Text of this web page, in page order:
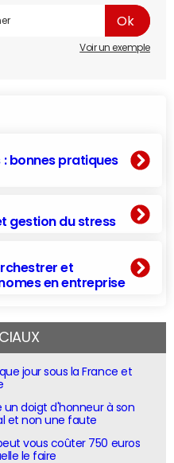
Voir un exemple
: bonnes pratiques
gestion du stress
et
en entreprise
jour sous la France et
un doigt d'honneur à son
et non une faute
vous coûter 750 euros
le faire